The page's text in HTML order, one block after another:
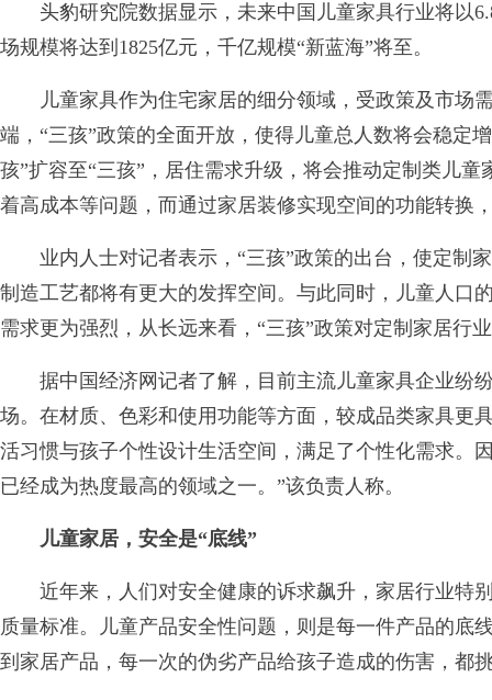
头豹研究院数据显示，未来中国儿童家具行业将以
场规模将达到1825亿元，千亿规模“新蓝海”将至。
儿童家具作为住宅家居的细分领域，受政策及市场
端，“三孩”政策的全面开放，使得儿童总人数将会稳定
孩”扩容至“三孩”，居住需求升级，将会推动定制类儿
着高成本等问题，而通过家居装修实现空间的功能转换
业内人士对记者表示，“三孩”政策的出台，使定制
制造工艺都将有更大的发挥空间。与此同时，儿童人口
需求更为强烈，从长远来看，“三孩”政策对定制家居行
据中国经济网记者了解，目前主流儿童家具企业纷
场。在材质、色彩和使用功能等方面，较成品类家具更
活习惯与孩子个性设计生活空间，满足了个性化需求。
已经成为热度最高的领域之一。”该负责人称。
儿童家居，安全是“底线”
近年来，人们对安全健康的诉求飙升，家居行业特
质量标准。儿童产品安全性问题，则是每一件产品的底
到家居产品，每一次的伪劣产品给孩子造成的伤害，都